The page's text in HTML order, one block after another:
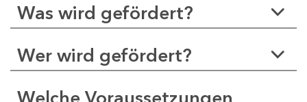
Was wird gefördert?
Wer wird gefördert?
Welche Voraussetzungen